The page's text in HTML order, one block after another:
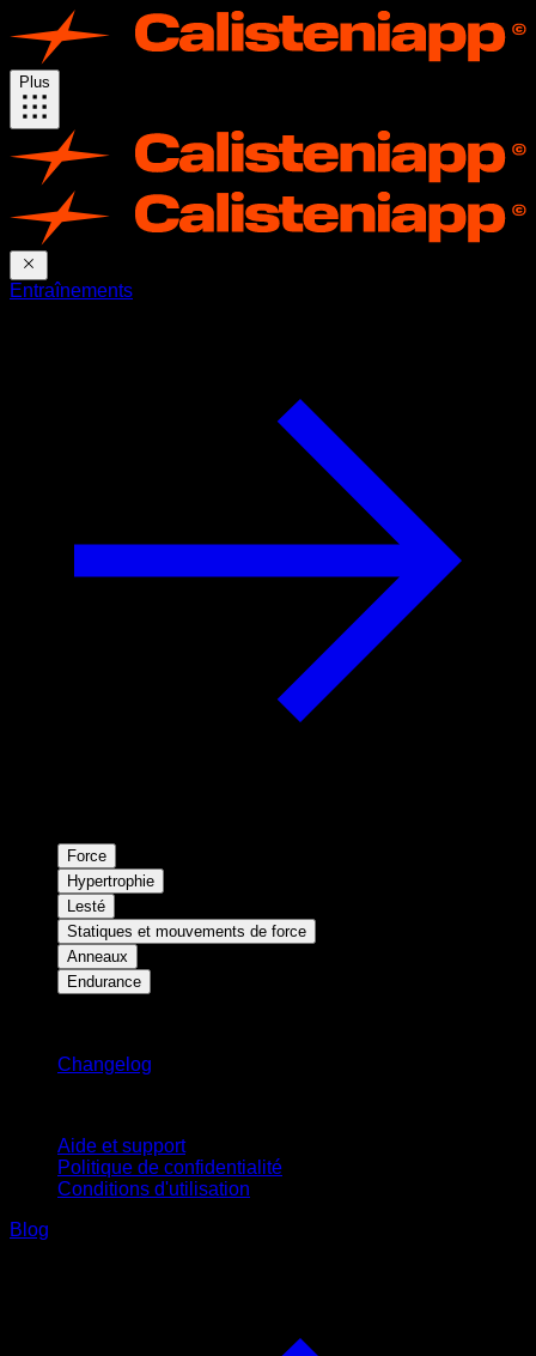
Plus
Entraînements
Force
Hypertrophie
Lesté
Statiques et mouvements de force
Anneaux
Endurance
Changelog
Aide et support
Politique de confidentialité
Conditions d'utilisation
Blog